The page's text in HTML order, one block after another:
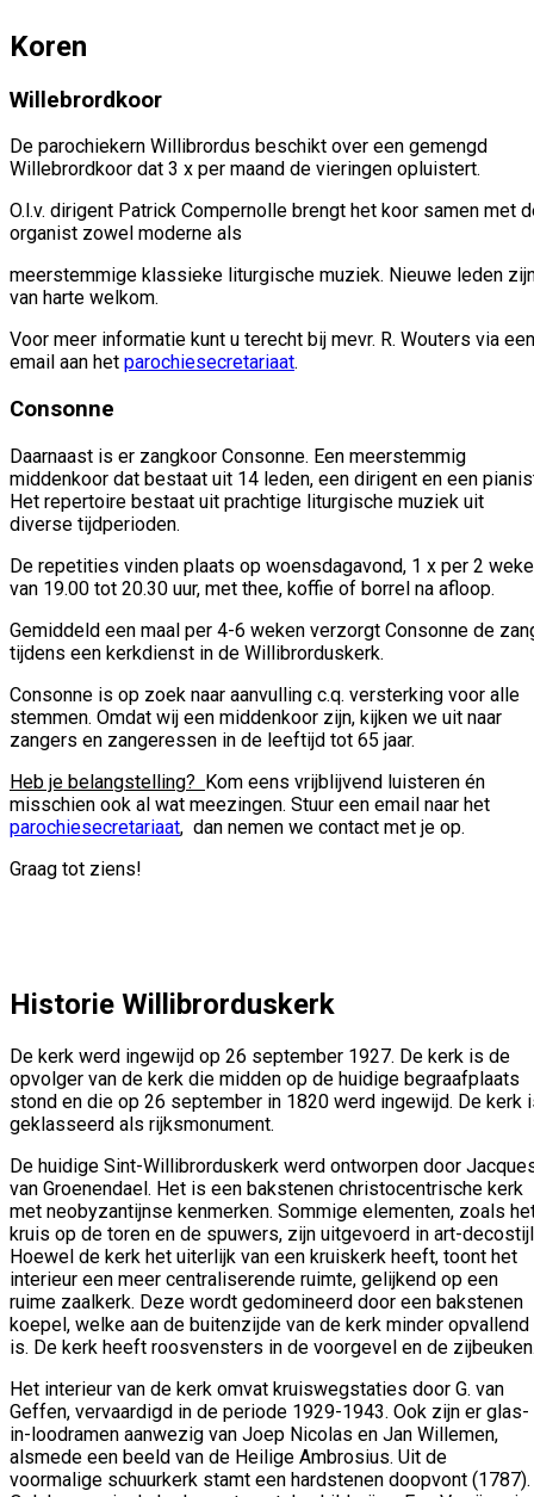
Koren
Willebrordkoor
De parochiekern Willibrordus beschikt over een gemengd
Willebrordkoor dat 3 x per maand de vieringen opluistert.
O.l.v. dirigent Patrick Compernolle brengt het koor samen met
organist zowel moderne als
meerstemmige klassieke liturgische muziek. Nieuwe leden
van harte welkom.
Voor meer informatie kunt u terecht bij mevr. R. Wouters via een
email aan het parochiesecretariaat.
Consonne
Daarnaast is er zangkoor Consonne. Een meerstemmig
middenkoor dat bestaat uit 14 leden, een dirigent en een
Het repertoire bestaat uit prachtige liturgische muziek uit
diverse tijdperioden.
De repetities vinden plaats op woensdagavond, 1 x per 2
van 19.00 tot 20.30 uur, met thee, koffie of borrel na afloop.
Gemiddeld een maal per 4-6 weken verzorgt Consonne de
tijdens een kerkdienst in de Willibrorduskerk.
Consonne is op zoek naar aanvulling c.q. versterking voor alle
stemmen. Omdat wij een middenkoor zijn, kijken we uit naar
zangers en zangeressen in de leeftijd tot 65 jaar.
Heb je belangstelling? Kom eens vrijblijvend luisteren én
misschien ook al wat meezingen. Stuur een email naar het
parochiesecretariaat, dan nemen we contact met je op.
Graag tot ziens!
Historie Willibrorduskerk
De kerk werd ingewijd op 26 september 1927. De kerk is de
opvolger van de kerk die midden op de huidige begraafplaats
stond en die op 26 september in 1820 werd ingewijd. De kerk
geklasseerd als rijksmonument.
De huidige Sint-Willibrorduskerk werd ontworpen door
van Groenendael. Het is een bakstenen christocentrische kerk
met neobyzantijnse kenmerken. Sommige elementen, zoals
kruis op de toren en de spuwers, zijn uitgevoerd in art-
Hoewel de kerk het uiterlijk van een kruiskerk heeft, toont het
interieur een meer centraliserende ruimte, gelijkend op een
ruime zaalkerk. Deze wordt gedomineerd door een bakstenen
koepel, welke aan de buitenzijde van de kerk minder opvallend
is. De kerk heeft roosvensters in de voorgevel en de
Het interieur van de kerk omvat kruiswegstaties door G. van
Geffen, vervaardigd in de periode 1929-1943. Ook zijn er glas-
in-loodramen aanwezig van Joep Nicolas en Jan Willemen,
alsmede een beeld van de Heilige Ambrosius. Uit de
voormalige schuurkerk stamt een hardstenen doopvont (1787).